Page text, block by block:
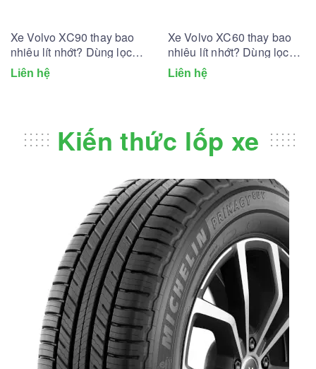
Xe Volvo XC90 thay bao
nhiêu lít nhớt? Dùng lọc
dầu nhớt nào?
Liên hệ
Xe Volvo XC60 thay bao
nhiêu lít nhớt? Dùng lọc
dầu nhớt nào?
Liên hệ
Kiến thức lốp xe